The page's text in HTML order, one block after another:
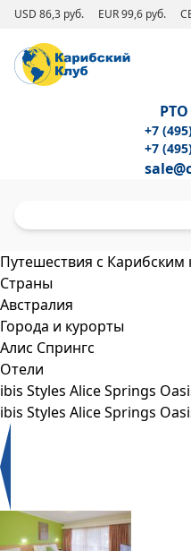
USD 86,3 руб. EUR 99,6 руб.
РТО
+7
+7
Путешествия с Карибским
Страны
Австралия
Города и курорты
Алис Спрингс
Отели
ibis Styles Alice Springs
ibis Styles Alice Springs